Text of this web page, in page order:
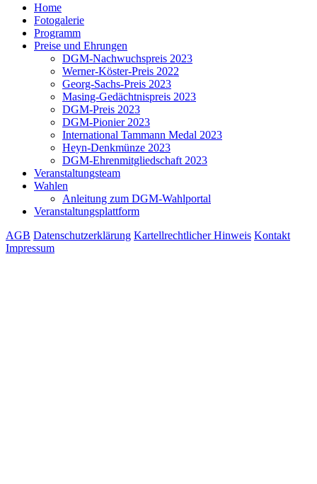
Home
Fotogalerie
Programm
Preise und Ehrungen
DGM-Nachwuchspreis 2023
Werner-Köster-Preis 2022
Georg-Sachs-Preis 2023
Masing-Gedächtnispreis 2023
DGM-Preis 2023
DGM-Pionier 2023
International Tammann Medal 2023
Heyn-Denkmünze 2023
DGM-Ehrenmitgliedschaft 2023
Veranstaltungsteam
Wahlen
Anleitung zum DGM-Wahlportal
Veranstaltungsplattform
AGB Datenschutzerklärung Kartellrechtlicher Hinweis Kontakt
Impressum